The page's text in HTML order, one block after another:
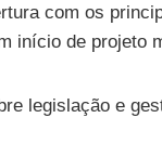
com os
início de projeto
legislação e